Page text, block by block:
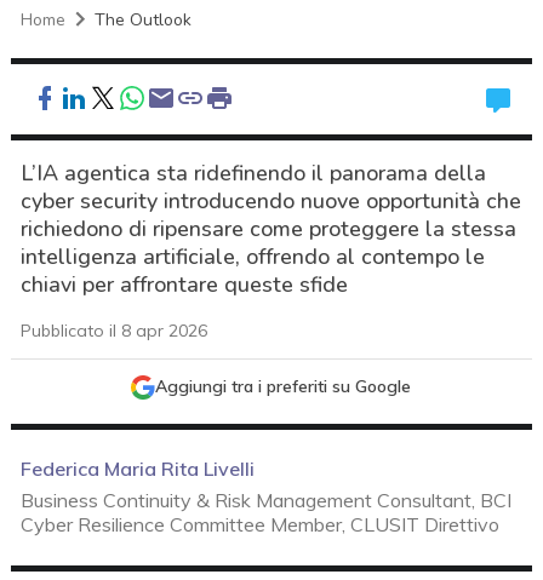
Home The Outlook
L’IA agentica sta ridefinendo il panorama della
cyber security introducendo nuove opportunità che
richiedono di ripensare come proteggere la stessa
intelligenza artificiale, offrendo al contempo le
chiavi per affrontare queste sfide
Pubblicato il 8 apr 2026
Aggiungi tra i preferiti su Google
Federica Maria Rita Livelli
Business Continuity & Risk Management Consultant, BCI
Cyber Resilience Committee Member, CLUSIT Direttivo